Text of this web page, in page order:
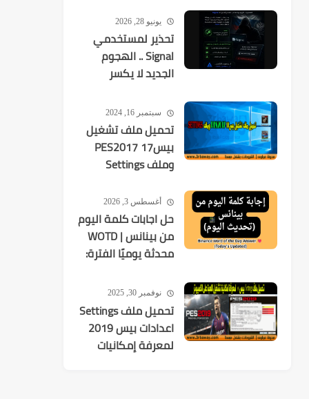
يونيو 28, 2026
تحذير لمستخدمي
Signal .. الهجوم
الجديد لا يكسر
يستهدفك
سبتمبر 16, 2024
تحميل ملف تشغيل
بيس17 PES2017
وملف Settings
أغسطس 3, 2026
حل اجابات كلمة اليوم
من بينانس | WOTD
محدثة يوميًا الفترة:
2026-08-09
نوفمبر 30, 2025
تحميل ملف Settings
اعدادات بيس 2019
لمعرفة إمكانيات